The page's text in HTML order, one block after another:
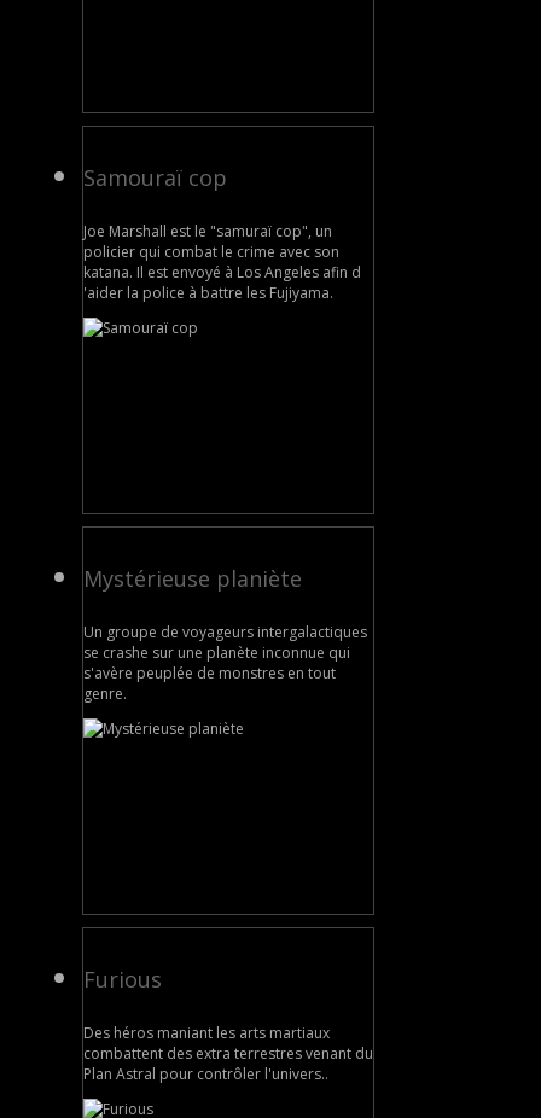
Samouraï cop
Joe Marshall est le "samuraï cop", un
policier qui combat le crime avec son
katana. Il est envoyé à Los Angeles afin d
'aider la police à battre les Fujiyama.
Mystérieuse planiète
Un groupe de voyageurs intergalactiques
se crashe sur une planète inconnue qui
s'avère peuplée de monstres en tout
genre.
Furious
Des héros maniant les arts martiaux
combattent des extra terrestres venant du
Plan Astral pour contrôler l'univers..